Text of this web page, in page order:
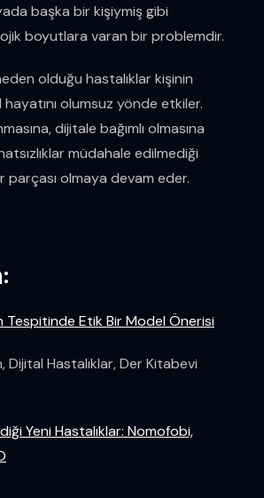
başka bir kişiymiş gibi
boyutlara varan bir problemdir.
olduğu hastalıklar kişinin
hayatını olumsuz yönde etkiler.
dijitale bağımlı olmasına
müdahale edilmediği
parçası olmaya devam eder.
Tespitinde Etik Bir Model Önerisi
Dijital Hastalıklar, Der Kitabevi
Yeni Hastalıklar: Nomofobi,